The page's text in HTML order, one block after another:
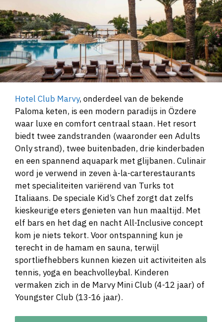
Hotel Club Marvy, onderdeel van de bekende
Paloma keten, is een modern paradijs in Özdere
waar luxe en comfort centraal staan. Het resort
biedt twee zandstranden (waaronder een Adults
Only strand), twee buitenbaden, drie kinderbaden
en een spannend aquapark met glijbanen. Culinair
word je verwend in zeven à-la-carterestaurants
met specialiteiten variërend van Turks tot
Italiaans. De speciale Kid’s Chef zorgt dat zelfs
kieskeurige eters genieten van hun maaltijd. Met
elf bars en het dag en nacht All-Inclusive concept
kom je niets tekort. Voor ontspanning kun je
terecht in de hamam en sauna, terwijl
sportliefhebbers kunnen kiezen uit activiteiten als
tennis, yoga en beachvolleybal. Kinderen
vermaken zich in de Marvy Mini Club (4-12 jaar) of
Youngster Club (13-16 jaar).